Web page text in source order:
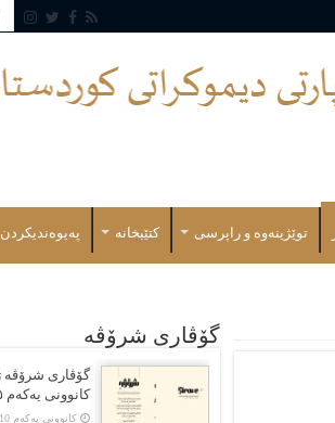
توێژینەوە و راپرسی کتێبخانە پەیوەندیکردن
گۆڤاری شرۆڤه
کانوونى یەکەم ٢٠٢٥
کانوونی یەکەم 10, 2025